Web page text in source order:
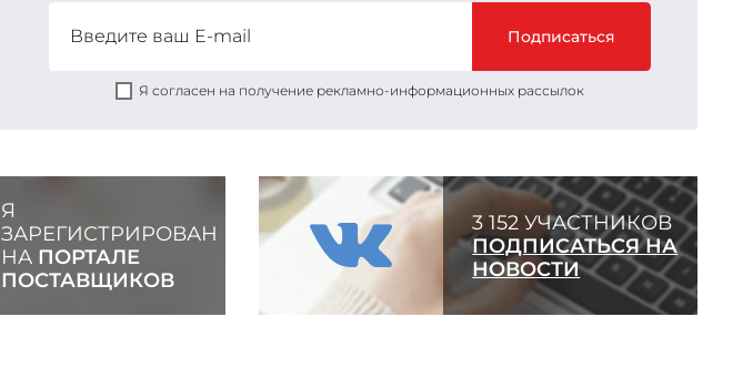
Подписаться
Я согласен на получение рекламно-информационных рассылок
Я
ЗАРЕГИСТРИРОВАН
НА ПОРТАЛЕ
ПОСТАВЩИКОВ
3 152 УЧАСТНИКОВ
ПОДПИСАТЬСЯ НА
НОВОСТИ